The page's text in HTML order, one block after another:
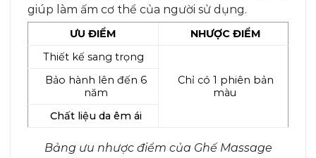
giúp làm ấm cơ thể của người sử dụng.
ƯU ĐIỂM
NHƯỢC ĐIỂM
Thiết kế sang trọng
Chỉ có 1 phiên bản
màu
Bảo hành lên đến 6
năm
Chất liệu da êm ái
Bảng ưu nhược điểm của Ghế Massage